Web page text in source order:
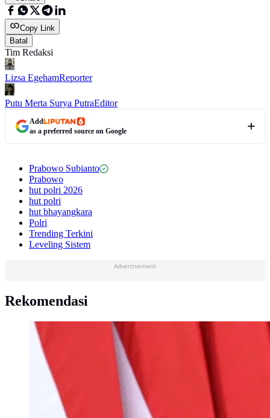
Copy Link
Batal
Tim Redaksi
Lizsa EgehamReporter
Putu Merta Surya PutraEditor
Add
as a preferred source on Google
Prabowo Subianto
Prabowo
hut polri 2026
hut polri
hut bhayangkara
Polri
Trending Terkini
Leveling Sistem
Advertisement
Rekomendasi